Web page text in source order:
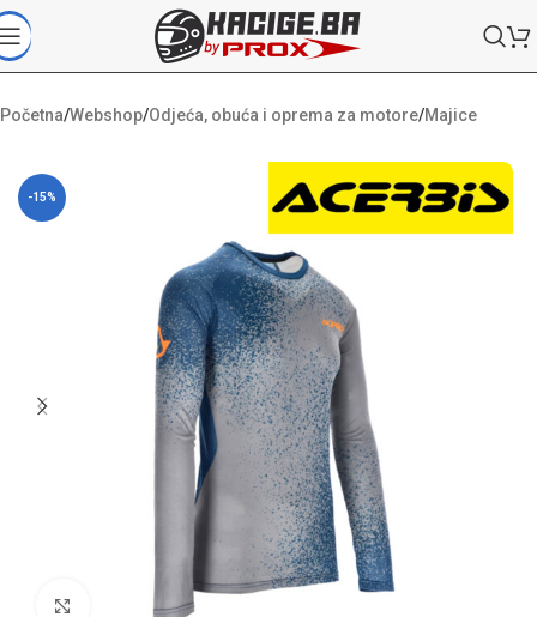
Početna/Webshop/Odjeća, obuća i oprema za motore/Majice
-15%
Klikni da uvećaš sliku